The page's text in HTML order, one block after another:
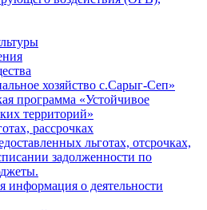
хозяйство с.Сарыг-Сеп»
программа «Устойчивое
территорий»
рассрочках
льготах, отсрочках,
задолженности по
информация о деятельности